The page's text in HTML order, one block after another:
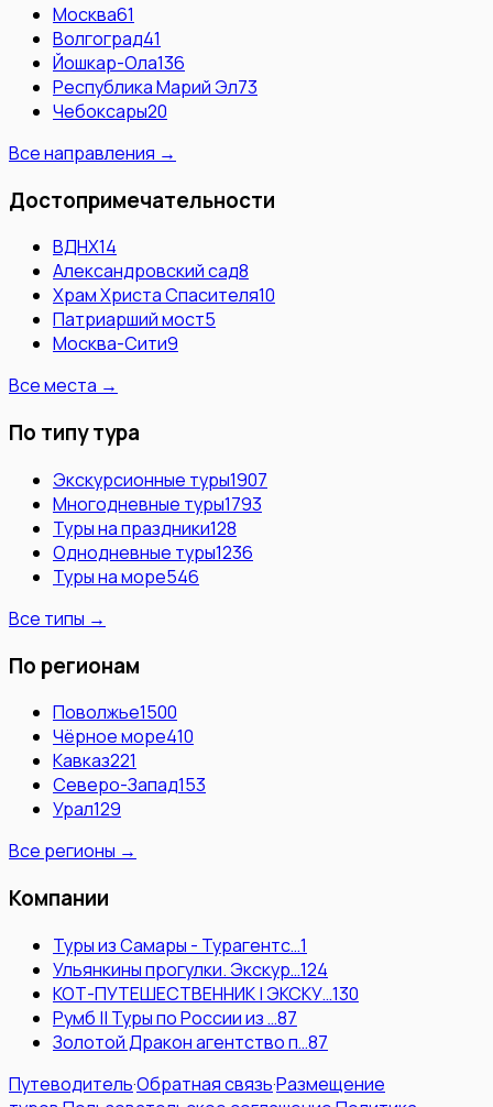
Москва61
Волгоград41
Йошкар-Ола136
Республика Марий Эл73
Чебоксары20
Все направления →
Достопримечательности
ВДНХ14
Александровский сад8
Храм Христа Спасителя10
Патриарший мост5
Москва-Сити9
Все места →
По типу тура
Экскурсионные туры1907
Многодневные туры1793
Туры на праздники128
Однодневные туры1236
Туры на море546
Все типы →
По регионам
Поволжье1500
Чёрное море410
Кавказ221
Северо-Запад153
Урал129
Все регионы →
Компании
Туры из Самары - Турагентс…1
Ульянкины прогулки. Экскур…124
КОТ-ПУТЕШЕСТВЕННИК | ЭКСКУ…130
Румб || Туры по России из …87
Золотой Дракон агентство п…87
Путеводитель·Обратная связь·Размещение